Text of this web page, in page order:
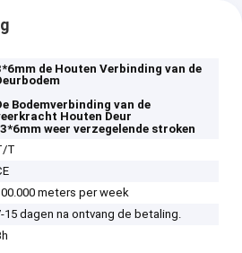
de Houten Verbinding van de
Bodemverbinding van de
Houten Deur
3*6mm weer verzegelende stroken
T
meters per week
15 dagen na ontvang de betaling.